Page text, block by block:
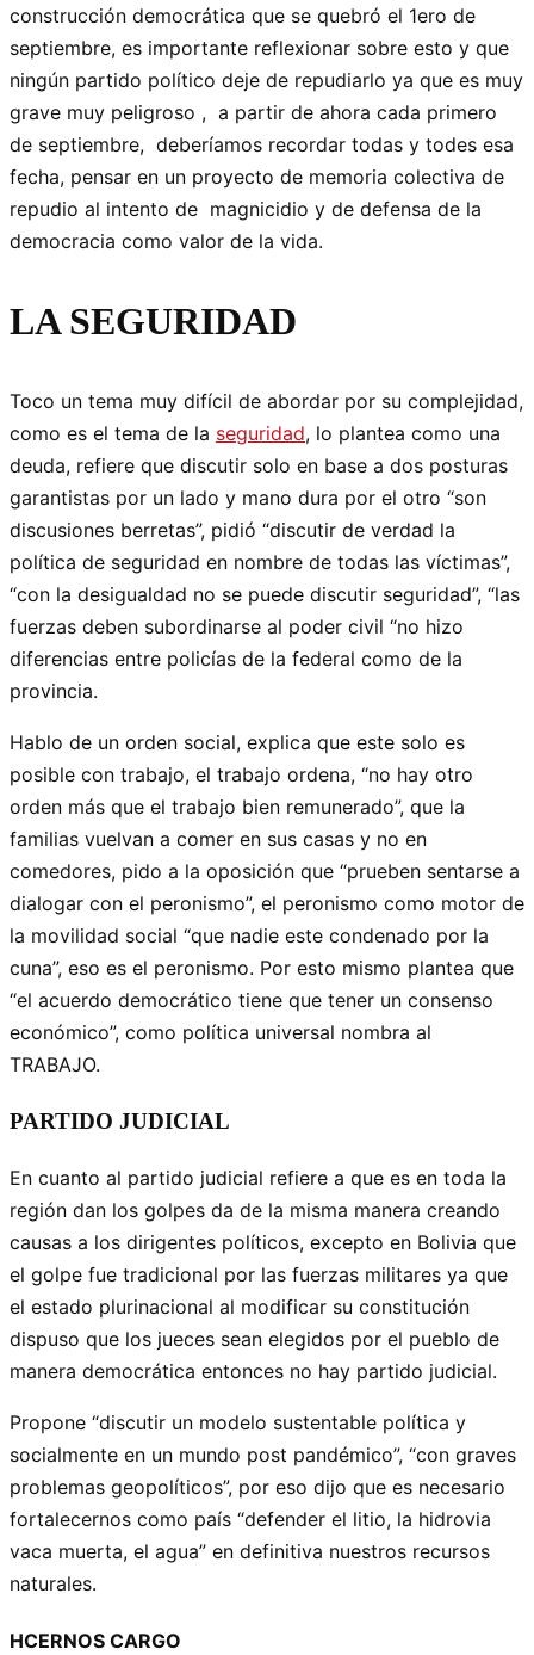
construcción democrática que se quebró el 1ero de
septiembre, es importante reflexionar sobre esto y que
ningún partido político deje de repudiarlo ya que es muy
grave muy peligroso , a partir de ahora cada primero
de septiembre, deberíamos recordar todas y todes esa
fecha, pensar en un proyecto de memoria colectiva de
repudio al intento de magnicidio y de defensa de la
democracia como valor de la vida.
LA SEGURIDAD
Toco un tema muy difícil de abordar por su complejidad,
como es el tema de la seguridad, lo plantea como una
deuda, refiere que discutir solo en base a dos posturas
garantistas por un lado y mano dura por el otro “son
discusiones berretas”, pidió “discutir de verdad la
política de seguridad en nombre de todas las víctimas”,
“con la desigualdad no se puede discutir seguridad”, “las
fuerzas deben subordinarse al poder civil “no hizo
diferencias entre policías de la federal como de la
provincia.
Hablo de un orden social, explica que este solo es
posible con trabajo, el trabajo ordena, “no hay otro
orden más que el trabajo bien remunerado”, que la
familias vuelvan a comer en sus casas y no en
comedores, pido a la oposición que “prueben sentarse a
dialogar con el peronismo”, el peronismo como motor de
la movilidad social “que nadie este condenado por la
cuna”, eso es el peronismo. Por esto mismo plantea que
“el acuerdo democrático tiene que tener un consenso
económico”, como política universal nombra al
TRABAJO.
PARTIDO JUDICIAL
En cuanto al partido judicial refiere a que es en toda la
región dan los golpes da de la misma manera creando
causas a los dirigentes políticos, excepto en Bolivia que
el golpe fue tradicional por las fuerzas militares ya que
el estado plurinacional al modificar su constitución
dispuso que los jueces sean elegidos por el pueblo de
manera democrática entonces no hay partido judicial.
Propone “discutir un modelo sustentable política y
socialmente en un mundo post pandémico”, “con graves
problemas geopolíticos”, por eso dijo que es necesario
fortalecernos como país “defender el litio, la hidrovia
vaca muerta, el agua” en definitiva nuestros recursos
naturales.
HCERNOS CARGO